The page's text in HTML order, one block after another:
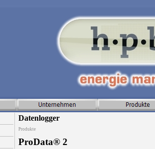
Datenlogger
Produkte
ProData® 2